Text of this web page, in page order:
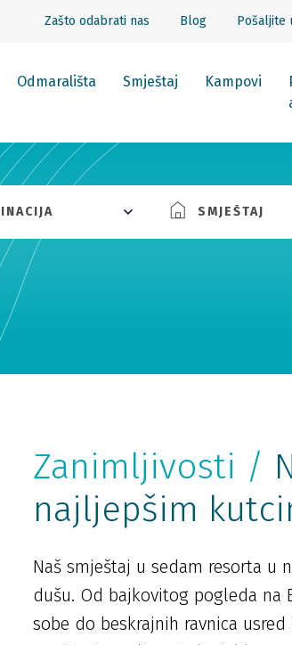
Zašto odabrati nas Blog Pošaljite
Odmarališta Smještaj Kampovi
SMJEŠTAJ
Zanimljivosti /
najljepšim
Naš smještaj u sedam resorta u
dušu. Od bajkovitog pogleda na
sobe do beskrajnih ravnica